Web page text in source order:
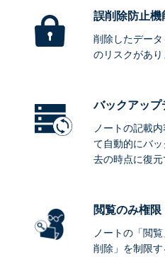
誤削除防止機
削除したデー
のリスクがあり
バックアップ
ノートの記載
て自動的にバ
去の時点に復元
閲覧のみ権限
ノートの「閲
削除」を制限す